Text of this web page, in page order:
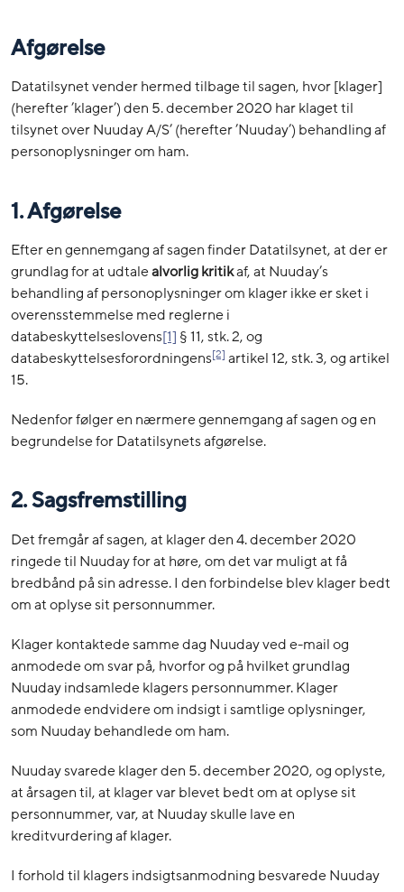
Afgørelse
Datatilsynet vender hermed tilbage til sagen, hvor [klager]
(herefter ’klager’) den 5. december 2020 har klaget til
tilsynet over Nuuday A/S’ (herefter ’Nuuday’) behandling af
personoplysninger om ham.
1. Afgørelse
Efter en gennemgang af sagen finder Datatilsynet, at der er
grundlag for at udtalealvorligkritikaf, at Nuuday’s
behandling af personoplysninger om klager ikke er sket i
overensstemmelse med reglerne i
databeskyttelseslovens[1] § 11, stk. 2, og
databeskyttelsesforordningens[2] artikel 12, stk. 3, og artikel
15.
Nedenfor følger en nærmere gennemgang af sagen og en
begrundelse for Datatilsynets afgørelse.
2. Sagsfremstilling
Det fremgår af sagen, at klager den 4. december 2020
ringede til Nuuday for at høre, om det var muligt at få
bredbånd på sin adresse. I den forbindelse blev klager bedt
om at oplyse sit personnummer.
Klager kontaktede samme dag Nuuday ved e-mail og
anmodede om svar på, hvorfor og på hvilket grundlag
Nuuday indsamlede klagers personnummer. Klager
anmodede endvidere om indsigt i samtlige oplysninger,
som Nuuday behandlede om ham.
Nuuday svarede klager den 5. december 2020, og oplyste,
at årsagen til, at klager var blevet bedt om at oplyse sit
personnummer, var, at Nuuday skulle lave en
kreditvurdering af klager.
I forhold til klagers indsigtsanmodning besvarede Nuuday